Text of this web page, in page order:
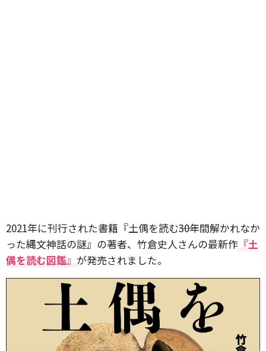
2021年に刊行された書籍『土偶を読む――30年間解かれなか
った縄文神話の謎』の著者、竹倉史人さんの最新作 『土
偶を読む図鑑』 が発売されました。